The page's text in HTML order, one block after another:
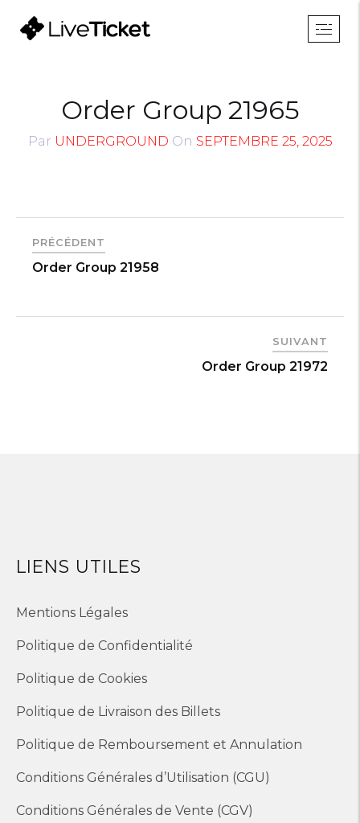
Order Group 21965
Par UNDERGROUND On SEPTEMBRE 25, 2025
PRÉCÉDENT
Order Group 21958
SUIVANT
Order Group 21972
LIENS UTILES
Mentions Légales
Politique de Confidentialité
Politique de Cookies
Politique de Livraison des Billets
Politique de Remboursement et Annulation
Conditions Générales d’Utilisation (CGU)
Conditions Générales de Vente (CGV)